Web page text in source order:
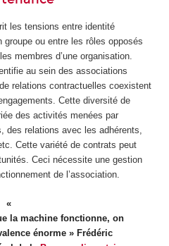
les tensions entre identité
ou entre les rôles opposés
membres d’une organisation.
au sein des associations
relations contractuelles coexistent
Cette diversité de
des activités menées par
des relations avec les adhérents,
Cette variété de contrats peut
Ceci nécessite une gestion
de l’association.
la machine fonctionne, on
énorme » Frédéric